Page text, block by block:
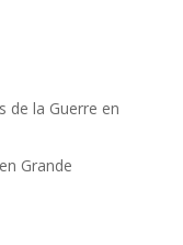
de la Guerre en
Grande